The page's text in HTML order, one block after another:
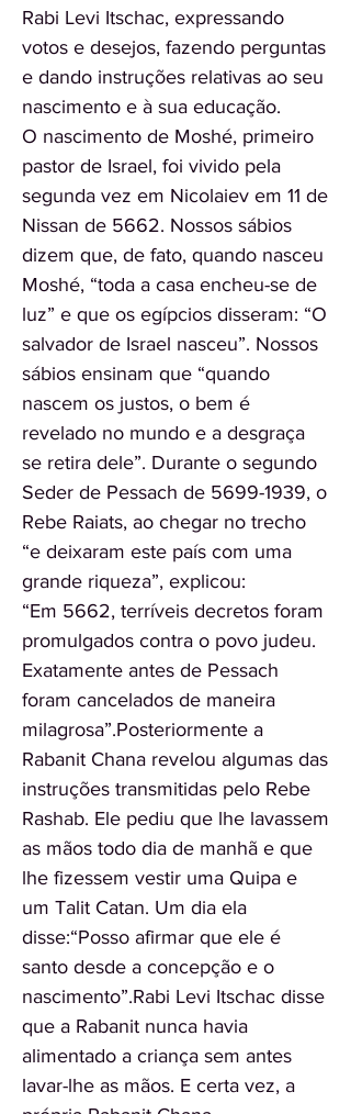
Rabi Levi Itschac, expressando
votos e desejos, fazendo perguntas
e dando instruções relativas ao seu
nascimento e à sua educação.
O nascimento de Moshé, primeiro
pastor de Israel, foi vivido pela
segunda vez em Nicolaiev em 11 de
Nissan de 5662. Nossos sábios
dizem que, de fato, quando nasceu
Moshé, “toda a casa encheu-se de
luz” e que os egípcios disseram: “O
salvador de Israel nasceu”. Nossos
sábios ensinam que “quando
nascem os justos, o bem é
revelado no mundo e a desgraça
se retira dele”. Durante o segundo
Seder de Pessach de 5699-1939, o
Rebe Raiats, ao chegar no trecho
“e deixaram este país com uma
grande riqueza”, explicou:
“Em 5662, terríveis decretos foram
promulgados contra o povo judeu.
Exatamente antes de Pessach
foram cancelados de maneira
milagrosa”.Posteriormente a
Rabanit Chana revelou algumas das
instruções transmitidas pelo Rebe
Rashab. Ele pediu que lhe lavassem
as mãos todo dia de manhã e que
lhe fizessem vestir uma Quipa e
um Talit Catan. Um dia ela
disse:“Posso afirmar que ele é
santo desde a concepção e o
nascimento”.Rabi Levi Itschac disse
que a Rabanit nunca havia
alimentado a criança sem antes
lavar-lhe as mãos. E certa vez, a